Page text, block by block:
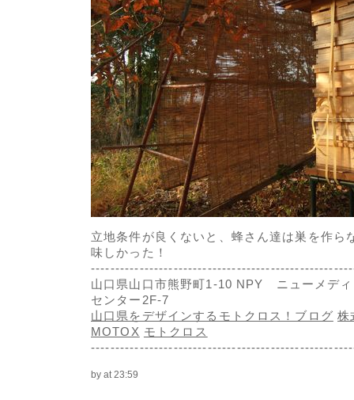
立地条件が良くないと、蜂さん達は巣を作ら
味しかった！
山口県山口市熊野町1-10 NPY ニューメデ
センター2F-7
山口県をデザインするモトクロス！ブログ 株
MOTOX モトクロス
by at 23:59